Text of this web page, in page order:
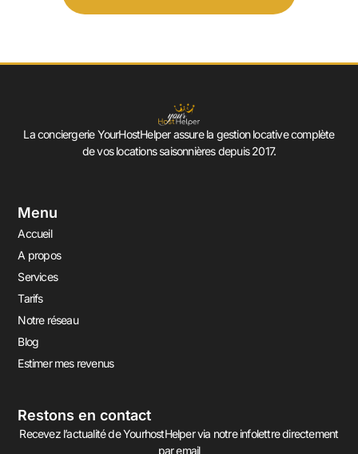
La conciergerie YourHostHelper assure la gestion locative complète
de vos locations saisonnières depuis 2017.
Menu
Accueil
A propos
Services
Tarifs
Notre réseau
Blog
Estimer mes revenus
Restons en contact
Recevez l’actualité de YourhostHelper via notre infolettre directement
par email